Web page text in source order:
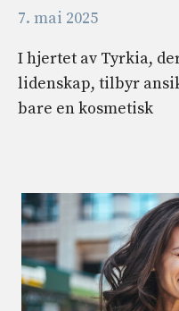
7. mai 2025
I hjertet av Tyrkia,
lidenskap, tilbyr
bare en kosmetisk